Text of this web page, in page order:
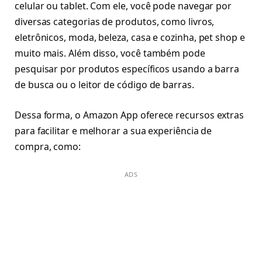
celular ou tablet. Com ele, você pode navegar por
diversas categorias de produtos, como livros,
eletrônicos, moda, beleza, casa e cozinha, pet shop e
muito mais. Além disso, você também pode
pesquisar por produtos específicos usando a barra
de busca ou o leitor de código de barras.
Dessa forma, o Amazon App oferece recursos extras
para facilitar e melhorar a sua experiência de
compra, como:
ADS